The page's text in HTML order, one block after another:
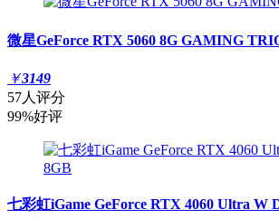
微星GeForce RTX 5060 8G GAMING
￥3149
57人评分
99%好评
七彩虹iGame GeForce RTX 4060 Ultra W